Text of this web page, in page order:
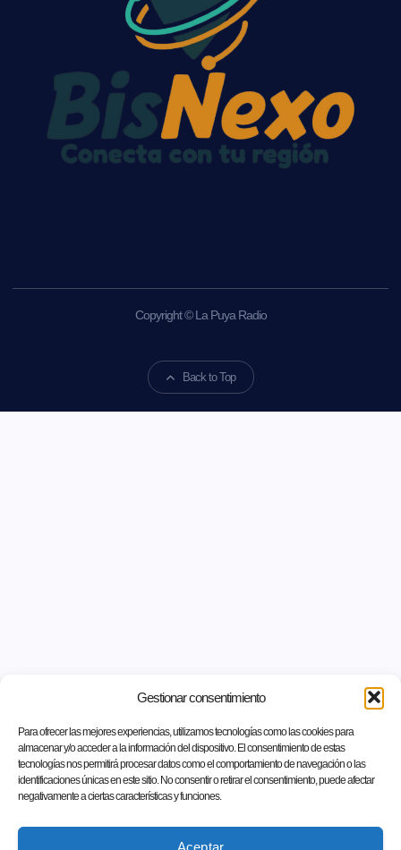
Gestionar consentimiento
Para ofrecer las mejores experiencias, utilizamos tecnologías como las cookies para
almacenar y/o acceder a la información del dispositivo. El consentimiento de estas
tecnologías nos permitirá procesar datos como el comportamiento de navegación o las
identificaciones únicas en este sitio. No consentir o retirar el consentimiento, puede afectar
negativamente a ciertas características y funciones.
Aceptar
Copyright © La Puya Radio
Back to Top